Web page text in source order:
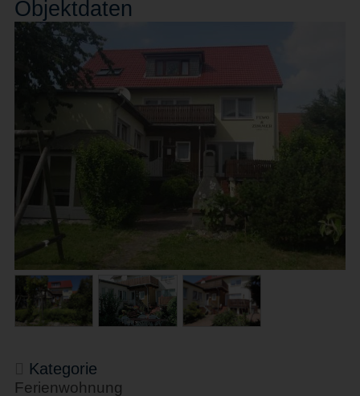
Objektdaten
Kategorie
Ferienwohnung